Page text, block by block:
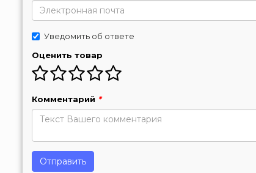
Уведомить об ответе
Оценить товар
Комментарий *
Отправить